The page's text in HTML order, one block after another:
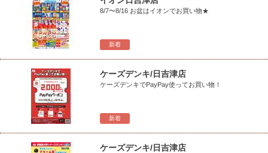
新着
8/7〜8/16 お盆はイオンでお買い物★
新着
ケーズデンキ/日吉津店
ケーズデンキでPayPay使ってお買い物！
ケーズデンキ/日吉津店